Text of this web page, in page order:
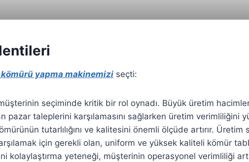
yapma makinemizi seçti:
seçiminde kritik bir rol oynadı. Büyük üretim
taleplerini karşılamasını sağlarken üretim verimliliğini
tutarlılığını ve kalitesini önemli ölçüde artırır.
için gerekli olan, uniform ve yüksek kaliteli kömür
kolaylaştırma yeteneği, müşterinin operasyonel verimliliği